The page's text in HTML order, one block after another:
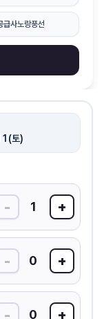
급사노랑풍선
토)
- 1 +
- 0 +
- 0 +